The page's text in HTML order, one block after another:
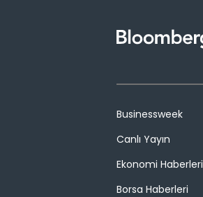
Businessweek
Canlı Yayın
Ekonomi Haberleri
Borsa Haberleri